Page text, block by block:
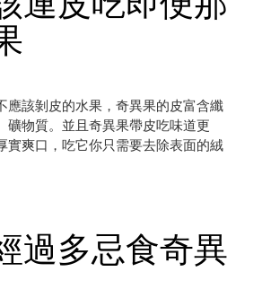
應該剝皮的水果，奇異果的皮富含纖
礦物質。並且奇異果帶皮吃味道更
實爽口，吃它你只需要去除表面的絨
過多忌食奇異